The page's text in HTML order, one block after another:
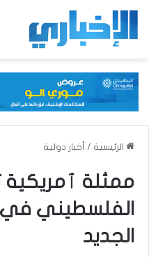
الرئيسية / أخبار دولية
ممثلة ٱمريكية
الفلسطيني في
الجديد